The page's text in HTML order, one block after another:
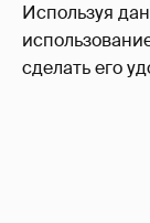
Используя
сделать его